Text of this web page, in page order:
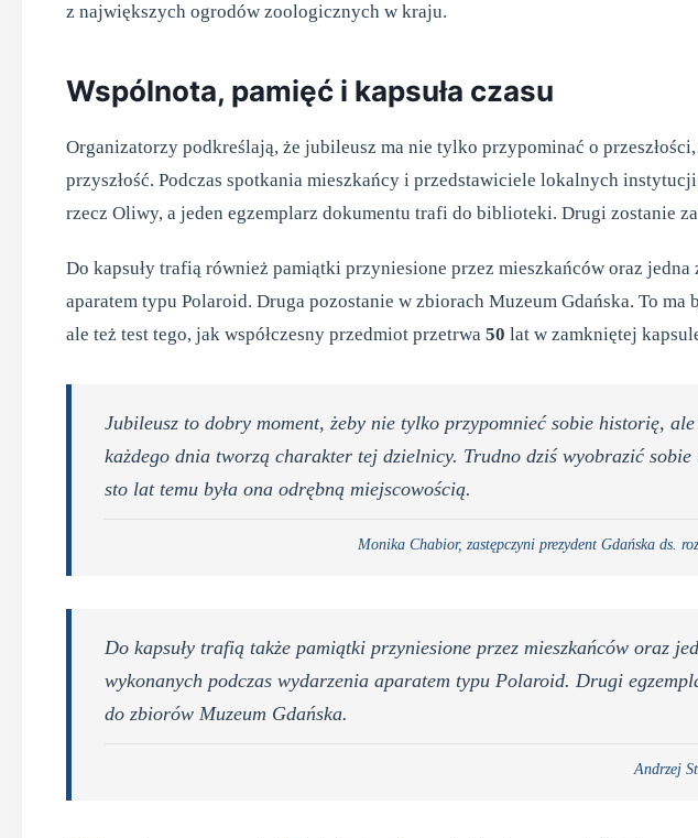
z największych ogrodów zoologicznych w kraju.
Wspólnota, pamięć i kapsuła czasu
Organizatorzy podkreślają, że jubileusz ma nie tylko przypominać o przeszłości,
przyszłość. Podczas spotkania mieszkańcy i przedstawiciele lokalnych
rzecz Oliwy, a jeden egzemplarz dokumentu trafi do biblioteki. Drugi zostanie
Do kapsuły trafią również pamiątki przyniesione przez mieszkańców oraz
aparatem typu Polaroid. Druga pozostanie w zbiorach Muzeum Gdańska. To
ale też test tego, jak współczesny przedmiot przetrwa 50 lat w zamkniętej
Jubileusz to dobry moment, żeby nie tylko przypomnieć sobie historię,
każdego dnia tworzą charakter tej dzielnicy. Trudno dziś wyobrazić sobie
sto lat temu była ona odrębną miejscowością.
Monika Chabior, zastępczyni prezydent Gdańska ds.
Do kapsuły trafią także pamiątki przyniesione przez mieszkańców oraz
wykonanych podczas wydarzenia aparatem typu Polaroid. Drugi
do zbiorów Muzeum Gdańska.
Andrzej